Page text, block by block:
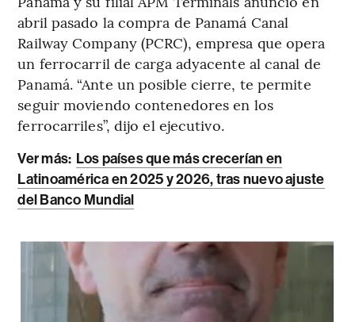
abril pasado la compra de Panamá Canal
Railway Company (PCRC), empresa que opera
un ferrocarril de carga adyacente al canal de
Panamá. “Ante un posible cierre, te permite
seguir moviendo contenedores en los
ferrocarriles”, dijo el ejecutivo.
Ver más: Los países que más crecerían en
Latinoamérica en 2025 y 2026, tras nuevo ajuste
del Banco Mundial